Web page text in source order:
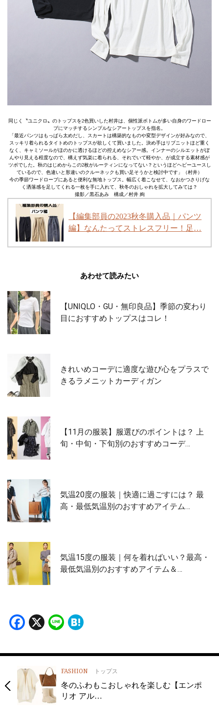
同じく〝ユニクロ〟のトップスを2色買いした村井は、個性派ボトムが多い自身のワードロー
ブにマッチするシンプルなシアートップスを指名。
「最近パンツはもっぱら太めだし、スカートは構築的なものや変型デザインが好みなので、
スッキリ着られるタイトめのトップスが欲しくて買いました。決め手はリブニットほど重く
なく、キャミソールがほのかに透けるほどの控えめなシアー感。インナーのシルエットがぼ
んやり見える程度なので、構えず気楽に着られる、それでいて軽やか、が成立する素材感が
ツボでした。秋のはじめからこの2枚がルーティンになってない？というほどヘビーユースし
ているので、色違いと形違いのクルーネックも買い足そうかと検討中です」（村井）
今の季節ワードローブにあると便利な無地トップス。幅広く着こなせて、なおかつさりげな
く洒落感を足してくれる一枚を手に入れて、秋冬のおしゃれを拡大してみては？
撮影／黒石あみ 構成／村井 絢
【編集部員の2023秋冬購入品｜パンツ
編】なんたってストレスフリー！足…
あわせて読みたい
【UNIQLO・GU・無印良品】季節の変わり
目におすすめトップスはコレ！
きれいめコーデに適度な遊び心をプラスで
きるラメニットカーディガン
【11月の服装】服選びのポイントは？ 上
旬・中旬・下旬別のおすすめコーデ…
気温20度の服装｜快適に過ごすには？ 最
高・最低気温別のおすすめアイテム…
気温15度の服装｜何を着ればいい？最高・
最低気温別のおすすめアイテム＆…
Facebook
X Line
FASHION トップス
冬のふわもこおしゃれを楽しむ【エンポ
リオ アル…